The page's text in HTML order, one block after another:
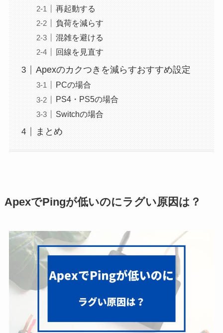
再起動する
負荷を減らす
混雑を避ける
回線を見直す
Apexのカクつきを減らすおすすめ設定
PCの場合
PS4・PS5の場合
Switchの場合
まとめ
ApexでPingが低いのにラグい原因は？